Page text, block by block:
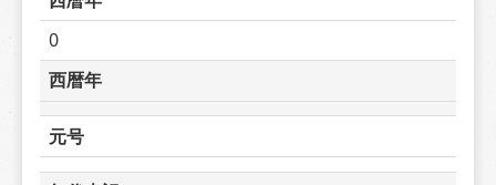
0
西暦年
元号